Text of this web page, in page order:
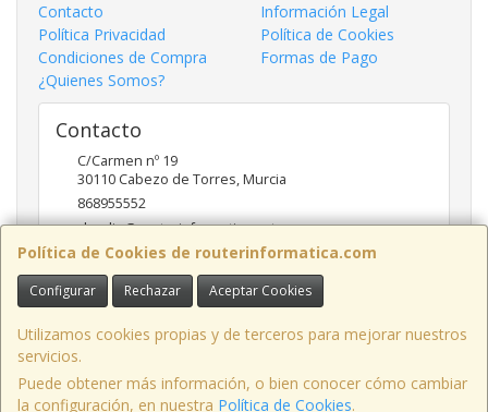
Política de Cookies de routerinformatica.com
Configurar Rechazar Aceptar Cookies
Utilizamos cookies propias y de terceros para mejorar nuestros
servicios.
Puede obtener más información, o bien conocer cómo cambiar
la configuración, en nuestra Política de Cookies.
Contacto
Información Legal
Política Privacidad
Política de Cookies
Condiciones de Compra
Formas de Pago
¿Quienes Somos?
Contacto
C/Carmen nº 19
30110 Cabezo de Torres,Murcia
868955552
claudio@routerinformatica.net
Horario
Lunes a Viernes de 9:00 - 13:45 y 17:00 - 20:30